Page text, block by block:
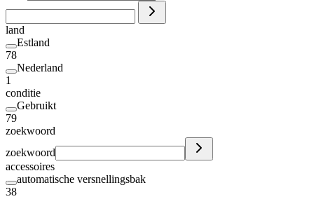
land
Estland
78
Nederland
1
conditie
Gebruikt
79
zoekwoord
zoekwoord
accessoires
automatische versnellingsbak
38